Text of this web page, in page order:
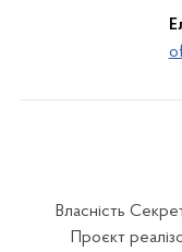
Власність
Проєкт